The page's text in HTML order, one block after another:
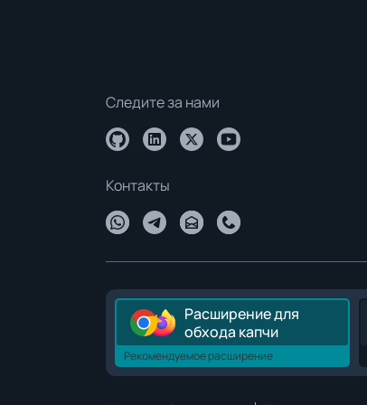
Следите за нами
Контакты
Расширение для
обхода капчи
Рекомендуемое расширение